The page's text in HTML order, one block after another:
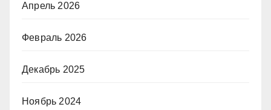
Апрель 2026
Февраль 2026
Декабрь 2025
Ноябрь 2024